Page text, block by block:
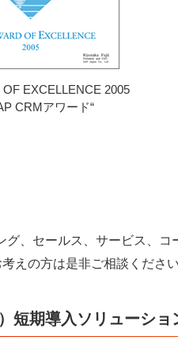
OF EXCELLENCE 2005
CRMアワード“
グ、セールス、サービス、
えの方は是非ご相談くださ
短期導入ソリューシ